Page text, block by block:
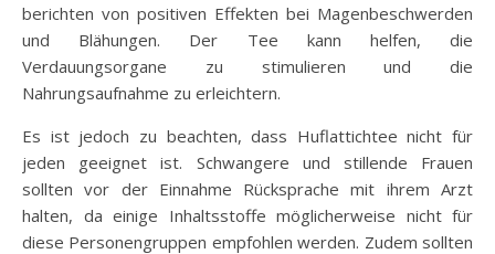
berichten von positiven Effekten bei Magenbeschwerden
und Blähungen. Der Tee kann helfen, die
Verdauungsorgane zu stimulieren und die
Nahrungsaufnahme zu erleichtern.
Es ist jedoch zu beachten, dass Huflattichtee nicht für
jeden geeignet ist. Schwangere und stillende Frauen
sollten vor der Einnahme Rücksprache mit ihrem Arzt
halten, da einige Inhaltsstoffe möglicherweise nicht für
diese Personengruppen empfohlen werden. Zudem sollten